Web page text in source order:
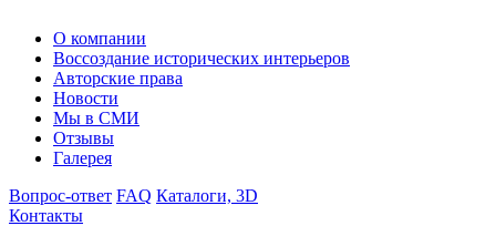
О компании
Воссоздание исторических интерьеров
Авторские права
Новости
Мы в СМИ
Отзывы
Галерея
Вопрос-ответ FAQ Каталоги, 3D
Контакты